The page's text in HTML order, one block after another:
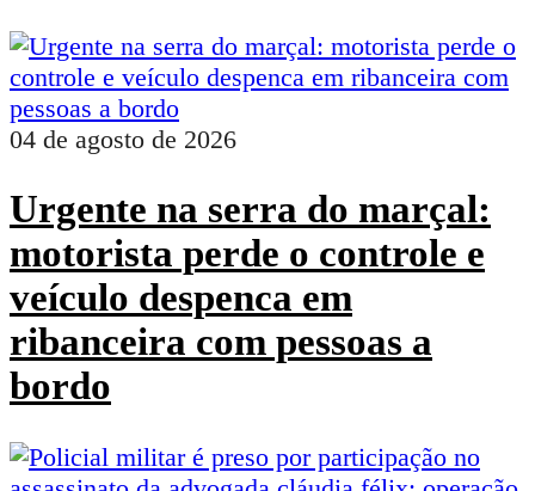
04 de agosto de 2026
Urgente na serra do marçal:
motorista perde o controle e
veículo despenca em
ribanceira com pessoas a
bordo